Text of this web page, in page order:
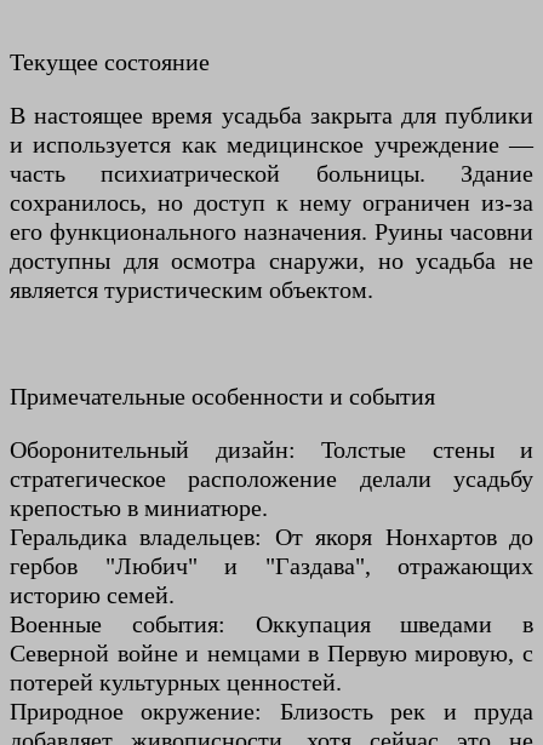
Текущее состояние
В настоящее время усадьба закрыта для публики
и используется как медицинское учреждение —
часть психиатрической больницы. Здание
сохранилось, но доступ к нему ограничен из-за
его функционального назначения. Руины часовни
доступны для осмотра снаружи, но усадьба не
является туристическим объектом.
Примечательные особенности и события
Оборонительный дизайн: Толстые стены и
стратегическое расположение делали усадьбу
крепостью в миниатюре.
Геральдика владельцев: От якоря Нонхартов до
гербов "Любич" и "Газдава", отражающих
историю семей.
Военные события: Оккупация шведами в
Северной войне и немцами в Первую мировую, с
потерей культурных ценностей.
Природное окружение: Близость рек и пруда